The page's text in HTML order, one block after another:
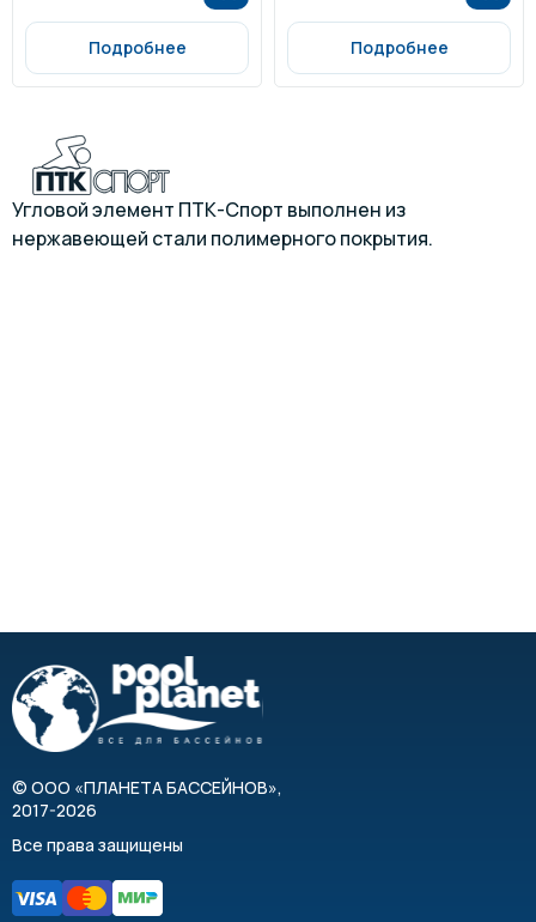
Подробнее Подробнее
Угловой элемент ПТК-Спорт выполнен из
нержавеющей стали полимерного покрытия.
© ООО «ПЛАНЕТА БАССЕЙНОВ»,
2017-2026
Все права защищены